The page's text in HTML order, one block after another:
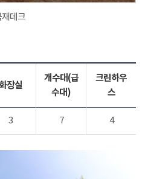
재데크
장실
개수대(급
수대)
크린하우
스
3 7 4